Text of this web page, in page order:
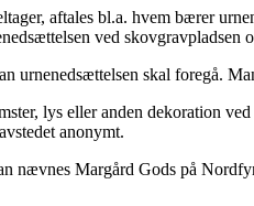
aftales bl.a. hvem bærer
ved skovgravpladsen
urnenedsættelsen skal foregå.
lys eller anden dekoration
anonymt.
nævnes Margård Gods på